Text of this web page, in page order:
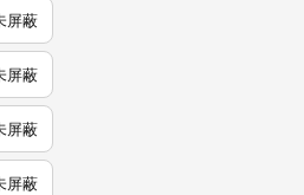
屏蔽
屏蔽
屏蔽
屏蔽